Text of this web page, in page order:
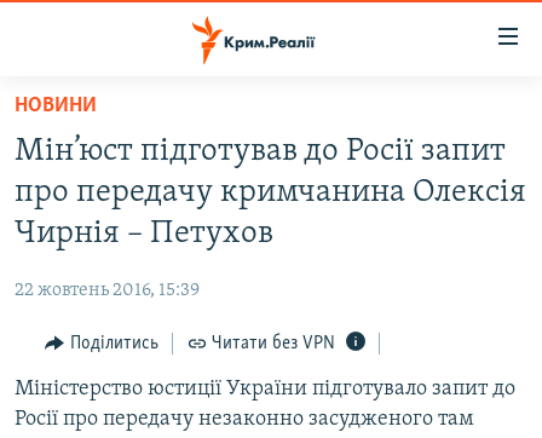
Перейти
основного
матеріалу
Перейти
основної
Перейти
пошуку
НОВИНИ
ВІДЕО ТА ФОТО
БЛОГИ
ПОГЛЯД
ІНТЕРВ'Ю
НОВИНИ
Мін’юст підготував до Росії запит
про передачу кримчанина Олексія
Чирнія – Петухов
22 жовтень 2016, 15:39
Поділитись Читати без VPN
Міністерство юстиції України підготувало запит до
Росії про передачу незаконно засудженого там